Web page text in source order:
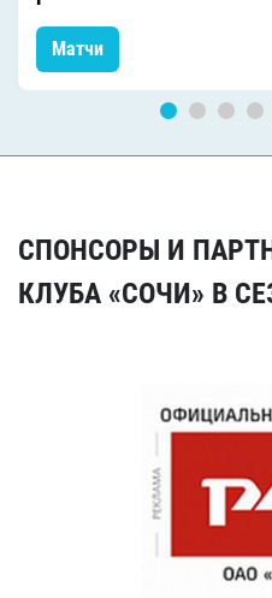
Матчи
СПОНСОРЫ И
КЛУБА «СОЧИ» В